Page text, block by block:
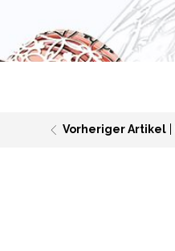
Vorheriger Artikel